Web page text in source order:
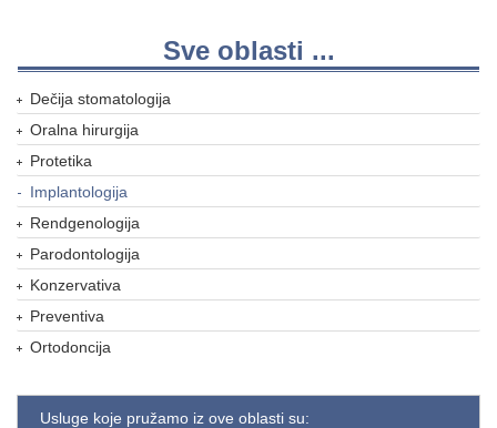
Sve oblasti ...
Dečija stomatologija
Oralna hirurgija
Protetika
Implantologija
Rendgenologija
Parodontologija
Konzervativa
Preventiva
Ortodoncija
Usluge koje pružamo iz ove oblasti su: